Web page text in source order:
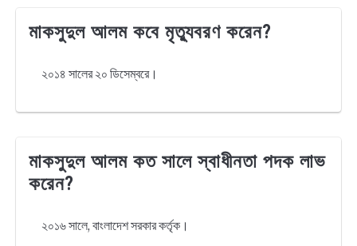
মাকসুদুল আলম কবে মৃত্যুবরণ করেন?
২০১৪ সালের ২০ ডিসেম্বরে।
মাকসুদুল আলম কত সালে স্বাধীনতা পদক লাভ
করেন?
২০১৬ সালে, বাংলাদেশ সরকার কর্তৃক।